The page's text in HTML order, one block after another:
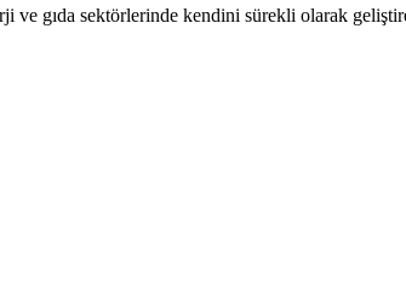
gıda sektörlerinde kendini sürekli olarak